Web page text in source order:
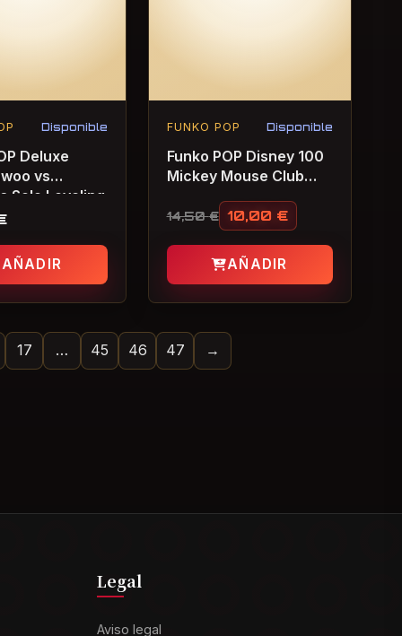
Disponible
Deluxe
vs
Solo Leveling
AÑADIR
FUNKO POP Disponible
Funko POP Disney 100
Mickey Mouse Club
14,50€
El precio original era: 14,50
10,00 €
El precio actual es: 10,00 €.
AÑADIR
17 … 45 46 47 →
Legal
Aviso legal